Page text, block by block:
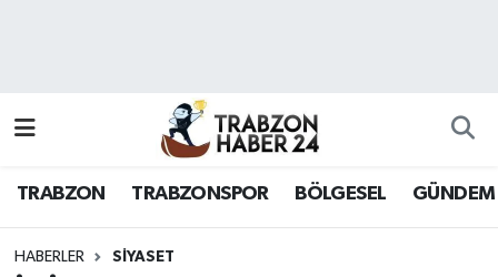
TRABZON TRABZONSPOR BÖLGESEL GÜNDEM
HABERLER SİYASET
Hava Durumu
Namaz Vakitleri
Trafik Durumu